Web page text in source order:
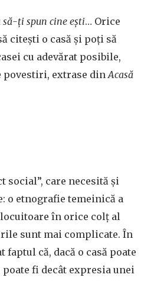
ți spun cine ești… Orice
citești o casă și poți să
cu adevărat posibile,
povestiri, extrase dinAcasă
social”, care necesită și
o etnografie temeinică a
în orice colț al
sunt mai complicate. În
că, dacă o casă poate
fi decât expresia unei